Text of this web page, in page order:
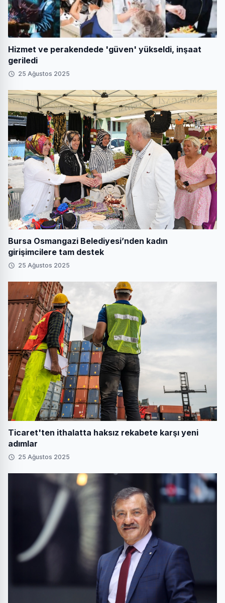
Hizmet ve perakendede 'güven' yükseldi, inşaat
geriledi
25 Ağustos 2025
Bursa Osmangazi Belediyesi’nden kadın
girişimcilere tam destek
25 Ağustos 2025
Ticaret'ten ithalatta haksız rekabete karşı yeni
adımlar
25 Ağustos 2025